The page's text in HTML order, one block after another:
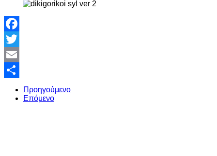
Facebook
Twitter
Email
Share
Προηγούμενο
Επόμενο